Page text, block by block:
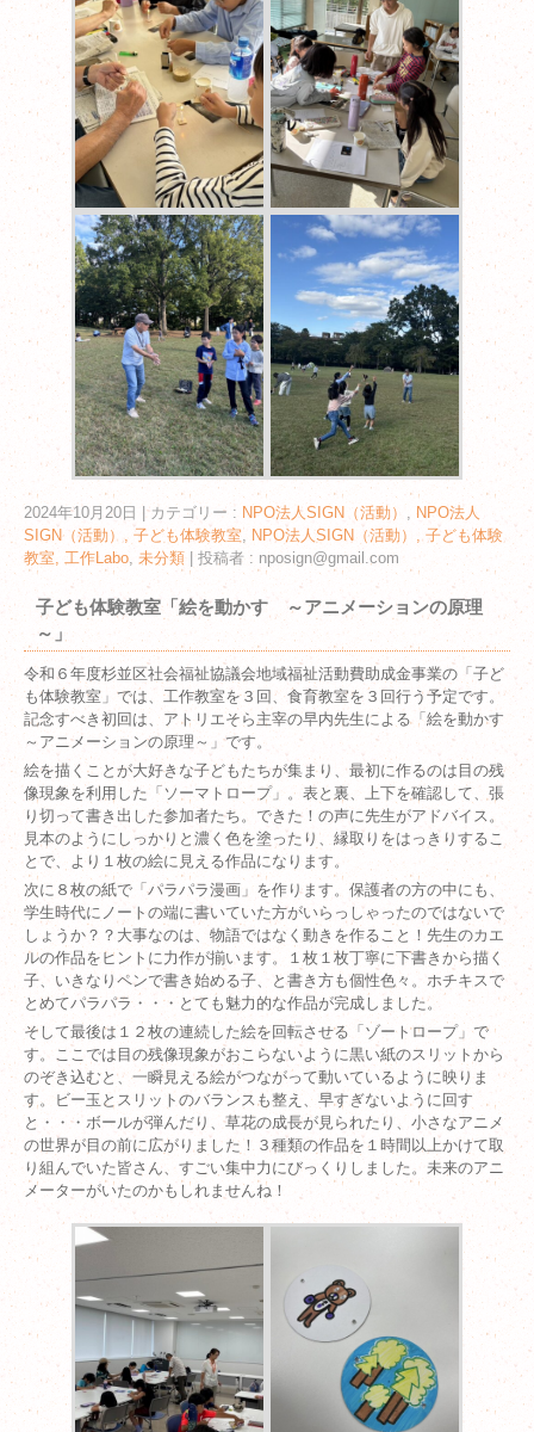
2024年10月20日 | カテゴリー : NPO法人SIGN（活動）
NPO法人
SIGN（活動）, 子ども体験教室, NPO法人SIGN（活動）, 子ども体験
教室, 工作Labo 未分類 | 投稿者 : nposign@gmail.com
子ども体験教室「絵を動かす ～アニメーションの原理
～」
令和６年度杉並区社会福祉協議会地域福祉活動費助成金事業の「子ど
も体験教室」では、工作教室を３回、食育教室を３回行う予定です。
記念すべき初回は、アトリエそら主宰の早内先生による「絵を動かす
～アニメーションの原理～」です。
絵を描くことが大好きな子どもたちが集まり、最初に作るのは目の残
像現象を利用した「ソーマトロープ」。表と裏、上下を確認して、張
り切って書き出した参加者たち。できた！の声に先生がアドバイス。
見本のようにしっかりと濃く色を塗ったり、縁取りをはっきりするこ
とで、より１枚の絵に見える作品になります。
次に８枚の紙で「パラパラ漫画」を作ります。保護者の方の中にも、
学生時代にノートの端に書いていた方がいらっしゃったのではないで
しょうか？？大事なのは、物語ではなく動きを作ること！先生のカエ
ルの作品をヒントに力作が揃います。１枚１枚丁寧に下書きから描く
子、いきなりペンで書き始める子、と書き方も個性色々。ホチキスで
とめてパラパラ・・・とても魅力的な作品が完成しました。
そして最後は１２枚の連続した絵を回転させる「ゾートロープ」で
す。ここでは目の残像現象がおこらないように黒い紙のスリットから
のぞき込むと、一瞬見える絵がつながって動いているように映りま
す。ビー玉とスリットのバランスも整え、早すぎないように回す
と・・・ボールが弾んだり、草花の成長が見られたり、小さなアニメ
の世界が目の前に広がりました！３種類の作品を１時間以上かけて取
り組んでいた皆さん、すごい集中力にびっくりしました。未来のアニ
メーターがいたのかもしれませんね！